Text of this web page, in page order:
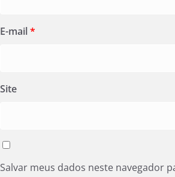
E-mail*
Site
Salvar meus dados neste navegador